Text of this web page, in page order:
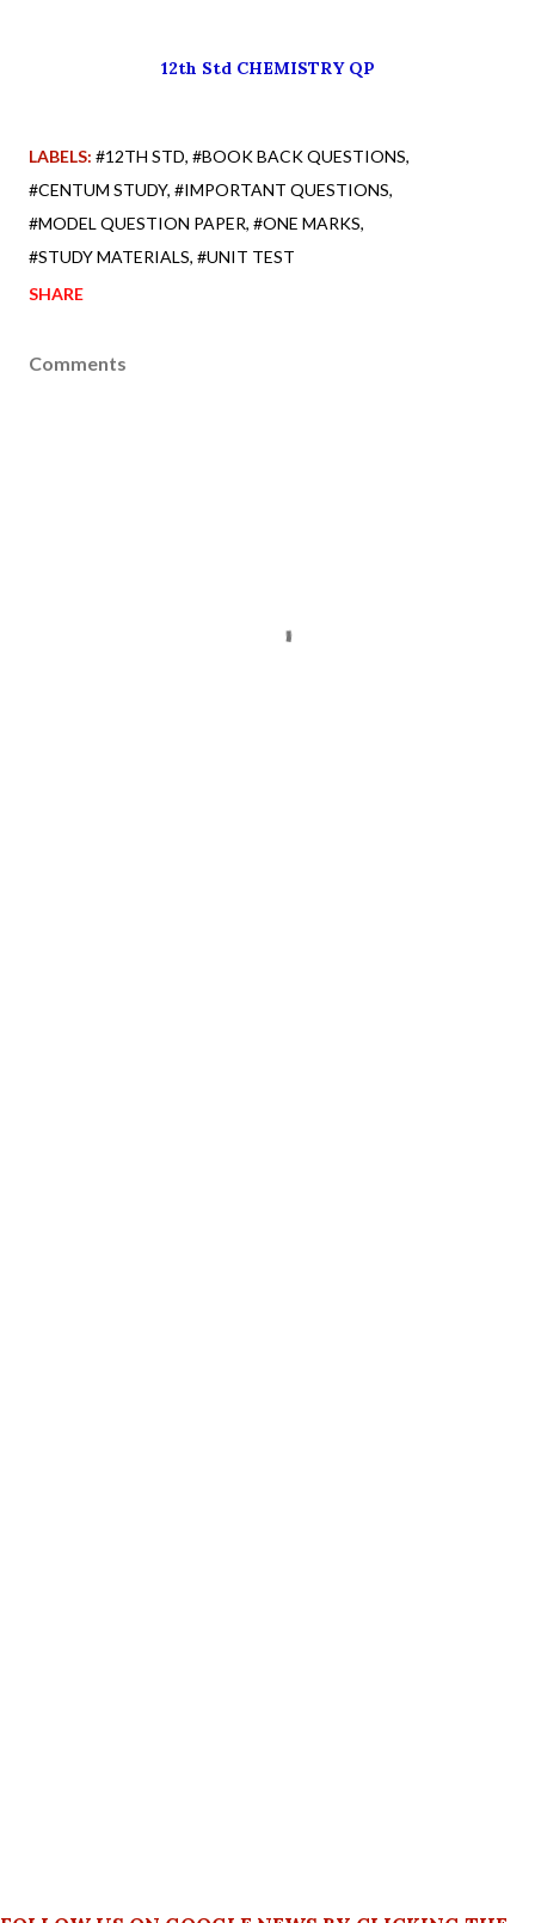
12th Std CHEMISTRY QP
LABELS: #12TH STD #BOOK BACK QUESTIONS
#CENTUM STUDY #IMPORTANT QUESTIONS
#MODEL QUESTION PAPER #ONE MARKS
#STUDY MATERIALS #UNIT TEST
SHARE
Comments